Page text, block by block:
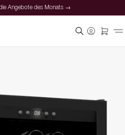
Angebote des Monats →